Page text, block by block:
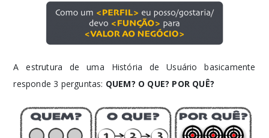
A estrutura de uma História de Usuário basicamente
responde 3 perguntas: QUEM? O QUE? POR QUÊ?